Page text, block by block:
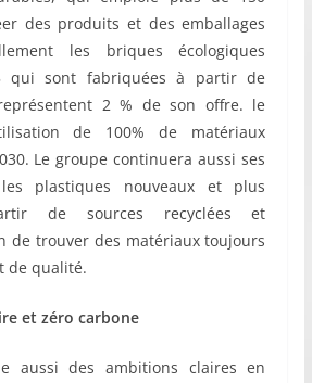
des produits et des emballages
les briques écologiques
qui sont fabriquées à partir de
2 % de son offre. le
de 100% de matériaux
Le groupe continuera aussi ses
plastiques nouveaux et plus
de sources recyclées et
de trouver des matériaux toujours
de qualité.
et zéro carbone
aussi des ambitions claires en